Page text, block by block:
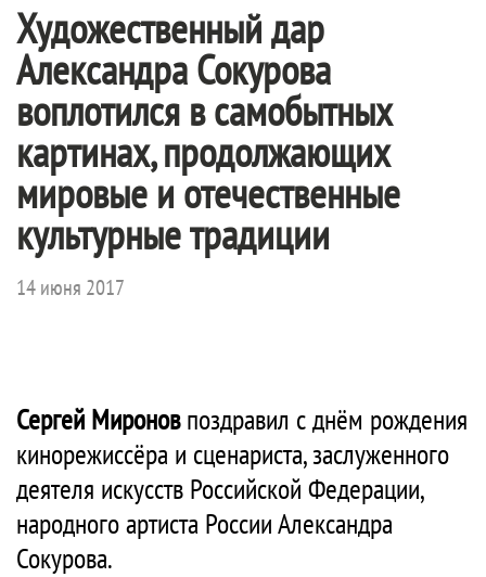
Художественный дар
Александра Сокурова
воплотился в самобытных
картинах, продолжающих
мировые и отечественные
культурные традиции
14 июня 2017
Сергей Мироновпоздравил с днём рождения
кинорежиссёра и сценариста, заслуженного
деятеля искусств Российской Федерации,
народного артиста России Александра
Сокурова.